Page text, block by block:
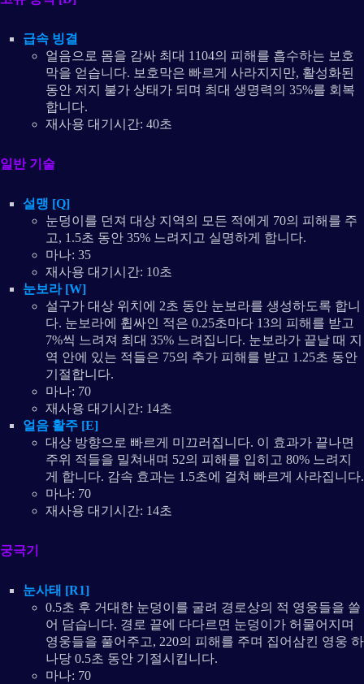
급속 빙결
얼음으로 몸을 감싸 최대 1104의 피해를 흡수하는 보호
막을 얻습니다. 보호막은 빠르게 사라지지만, 활성화된
동안 저지 불가 상태가 되며 최대 생명력의 35%를 회복
합니다.
재사용 대기시간: 40초
일반 기술
설맹 [Q]
눈덩이를 던져 대상 지역의 모든 적에게 70의 피해를 주
고, 1.5초 동안 35% 느려지고 실명하게 합니다.
마나: 35
재사용 대기시간: 10초
눈보라 [W]
설구가 대상 위치에 2초 동안 눈보라를 생성하도록 합니
다. 눈보라에 휩싸인 적은 0.25초마다 13의 피해를 받고
7%씩 느려져 최대 35% 느려집니다. 눈보라가 끝날 때 지
역 안에 있는 적들은 75의 추가 피해를 받고 1.25초 동안
기절합니다.
마나: 70
재사용 대기시간: 14초
얼음 활주 [E]
대상 방향으로 빠르게 미끄러집니다. 이 효과가 끝나면
주위 적들을 밀쳐내며 52의 피해를 입히고 80% 느려지
게 합니다. 감속 효과는 1.5초에 걸쳐 빠르게 사라집니다.
마나: 70
재사용 대기시간: 14초
궁극기
눈사태 [R1]
0.5초 후 거대한 눈덩이를 굴려 경로상의 적 영웅들을 쓸
어 담습니다. 경로 끝에 다다르면 눈덩이가 허물어지며
영웅들을 풀어주고, 220의 피해를 주며 집어삼킨 영웅 하
나당 0.5초 동안 기절시킵니다.
마나: 70